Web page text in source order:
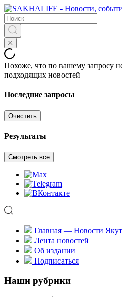
Похоже, что по вашему запросу
подходящих новостей
Последние запросы
Очистить
Результаты
Смотреть все
Главная — Новости
Лента новостей
Об издании
Подписаться
Наши рубрики